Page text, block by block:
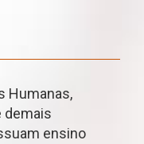
Humanas,
demais
ensino